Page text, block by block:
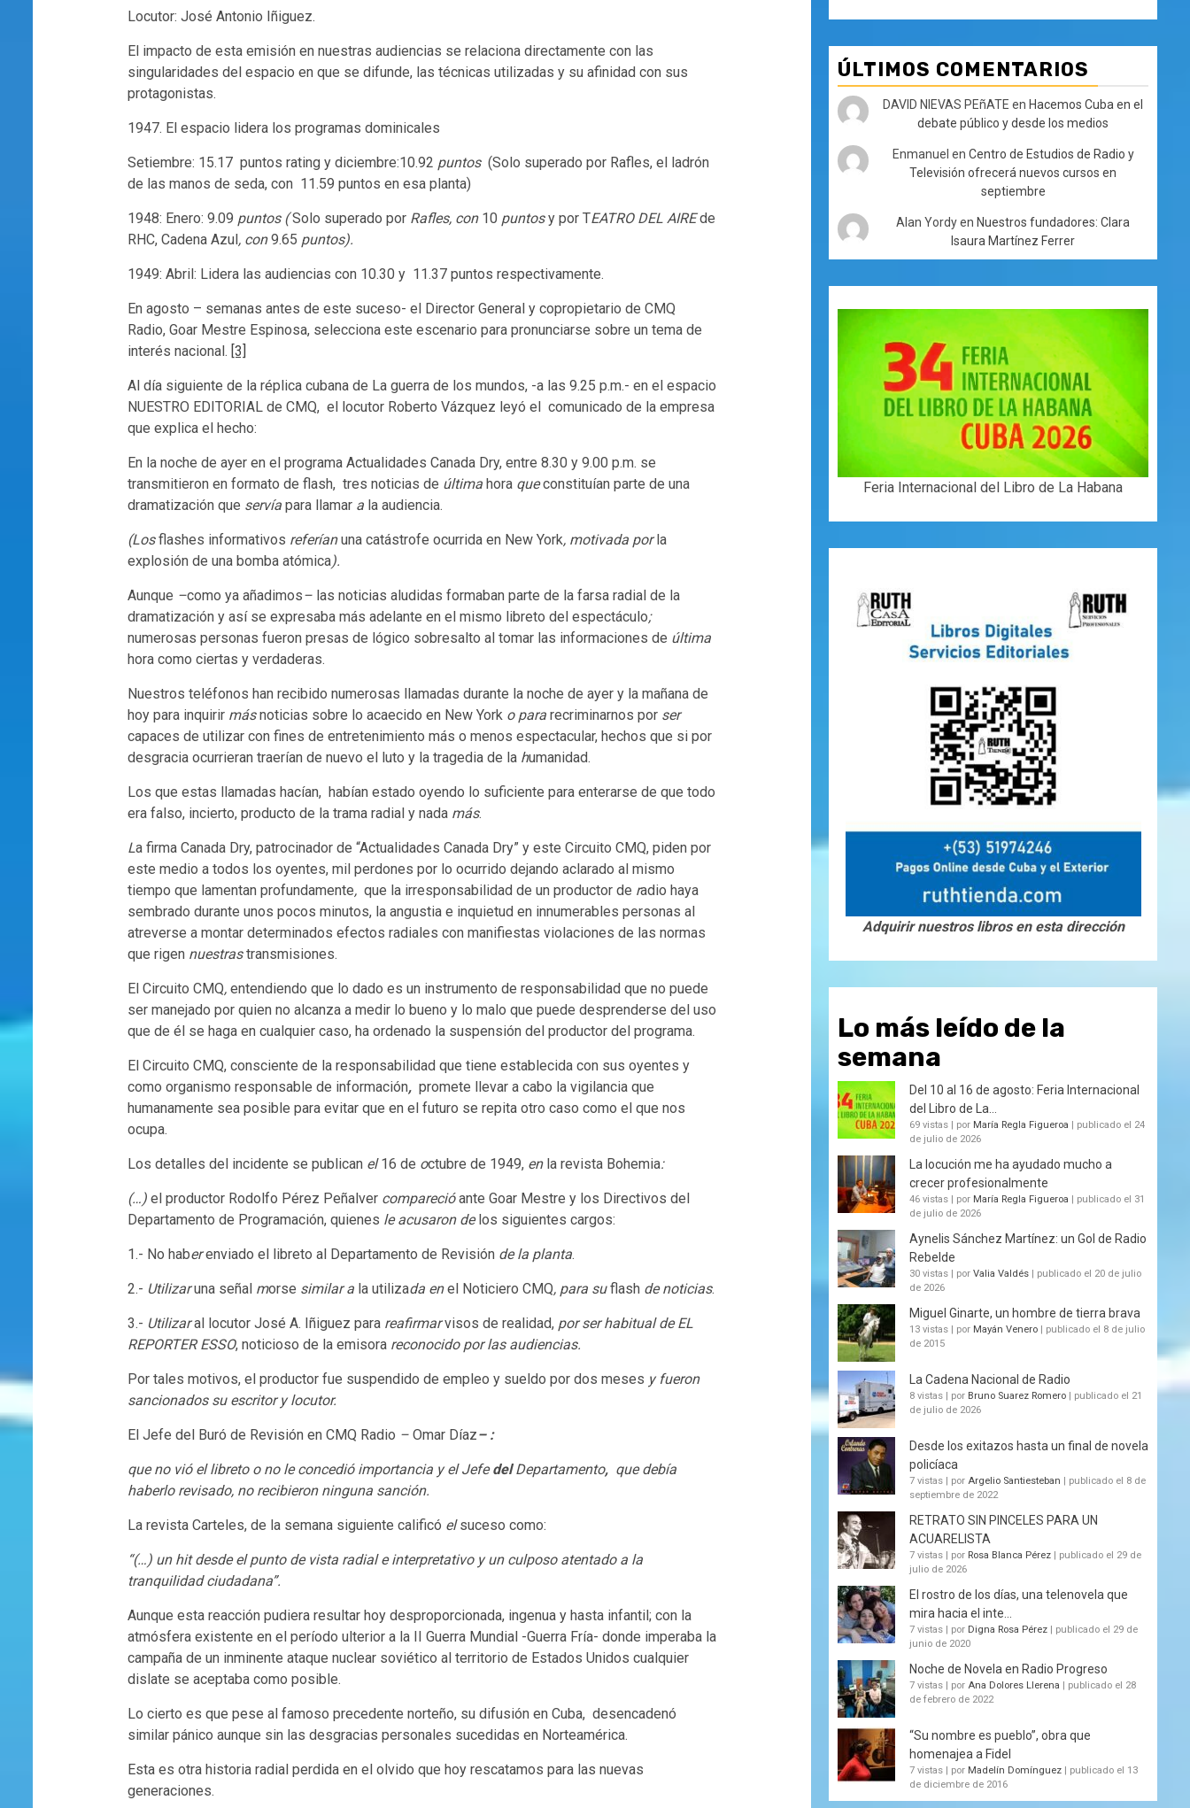
Locutor: José Antonio Iñiguez.
El impacto de esta emisión en nuestras audiencias se relaciona directamente con las
singularidades del espacio en que se difunde, las técnicas utilizadas y su afinidad con sus
protagonistas.
1947. El espacio lidera los programas dominicales
Setiembre: 15.17 puntos rating y diciembre:10.92 puntos (Solo superado por Rafles, el ladrón
de las manos de seda, con 11.59 puntos en esa planta)
1948: Enero: 9.09 puntos (Solo superado por Rafles, con 10 puntosy por TEATRO DEL AIREde
RHC, Cadena Azul, con9.65 puntos).
1949: Abril: Lidera las audiencias con 10.30 y 11.37 puntos respectivamente.
En agosto – semanas antes de este suceso- el Director General y copropietario de CMQ
Radio, Goar Mestre Espinosa, selecciona este escenario para pronunciarse sobre un tema de
interés nacional. [3]
Al día siguiente de la réplica cubana de La guerra de los mundos, -a las 9.25 p.m.- en el espacio
NUESTRO EDITORIAL de CMQ, el locutor Roberto Vázquez leyó el comunicado de la empresa
que explica el hecho:
En la noche de ayer en el programa Actualidades Canada Dry, entre 8.30 y 9.00 p.m. se
transmitieron en formato de flash, tres noticias de últimahoraqueconstituían parte de una
dramatización que servíapara llamarala audiencia.
(Losflashes informativos referíanuna catástrofe ocurrida en New York, motivada porla
explosión de una bomba atómica).
Aunque –como ya añadimos–las noticias aludidas formaban parte de la farsa radial de la
dramatización y así se expresaba más adelante en el mismo libreto del espectáculo;
numerosas personas fueron presas de lógico sobresalto al tomar las informaciones de última
hora como ciertas y verdaderas.
Nuestros teléfonos han recibido numerosas llamadas durante la noche de ayer y la mañana de
hoy para inquirir másnoticias sobre lo acaecido en New York o para recriminarnos por ser
capaces de utilizar con fines de entretenimiento más o menos espectacular, hechos que si por
desgracia ocurrieran traerían de nuevo el luto y la tragedia de la humanidad.
Los que estas llamadas hacían, habían estado oyendo lo suficiente para enterarse de que todo
era falso, incierto, producto de la trama radial y nada más.
La firma Canada Dry, patrocinador de “Actualidades Canada Dry” y este Circuito CMQ, piden por
este medio a todos los oyentes, mil perdones por lo ocurrido dejando aclarado al mismo
tiempo que lamentan profundamente, que la irresponsabilidad de un productor de radio haya
sembrado durante unos pocos minutos, la angustia e inquietud en innumerables personas al
atreverse a montar determinados efectos radiales con manifiestas violaciones de las normas
que rigen nuestrastransmisiones.
El Circuito CMQ,entendiendo que lo dado es un instrumento de responsabilidad que no puede
ser manejado por quien no alcanza a medir lo bueno y lo malo que puede desprenderse del uso
que de él se haga en cualquier caso, ha ordenado la suspensión del productor del programa.
El Circuito CMQ, consciente de la responsabilidad que tiene establecida con sus oyentes y
como organismo responsable de información, promete llevar a cabo la vigilancia que
humanamente sea posible para evitar que en el futuro se repita otro caso como el que nos
ocupa.
Los detalles del incidente se publican el16 de octubre de 1949, enla revista Bohemia:
(…) el productor Rodolfo Pérez Peñalver comparecióante Goar Mestre y los Directivos del
Departamento de Programación, quienes le acusaron delos siguientes cargos:
1.- No haberenviado el libreto al Departamento de Revisión de la planta.
2.- Utilizaruna señal morse similar a la utilizada enel Noticiero CMQ, para suflash de noticias.
3.- Utilizaral locutor José A. Iñiguez para reafirmarvisos de realidad, por ser habitual de EL
REPORTER ESSO, noticioso de la emisorareconocido por las audiencias.
Por tales motivos, el productor fue suspendido de empleo y sueldo por dos meses y fueron
sancionados su escritor y locutor.
El Jefe del Buró de Revisión en CMQ Radio –Omar Díaz– :
que no vió el libreto o no le concedió importancia y el JefedelDepartamento, que debía
haberlo revisado, no recibieron ninguna sanción.
La revista Carteles, de la semana siguiente calificó elsuceso como:
“(…) un hit desde el punto de vista radial e interpretativo y un culposo atentado a la
tranquilidad ciudadana”.
Aunque esta reacción pudiera resultar hoy desproporcionada, ingenua y hasta infantil; con la
atmósfera existente en el período ulterior a la II Guerra Mundial -Guerra Fría- donde imperaba la
campaña de un inminente ataque nuclear soviético al territorio de Estados Unidos cualquier
dislate se aceptaba como posible.
Lo cierto es que pese al famoso precedente norteño, su difusión en Cuba, desencadenó
similar pánico aunque sin las desgracias personales sucedidas en Norteamérica.
Esta es otra historia radial perdida en el olvido que hoy rescatamos para las nuevas
generaciones.
ÚLTIMOS COMENTARIOS
DAVID NIEVAS PEñATE en Hacemos Cuba en el
debate público y desde los medios
Enmanuel en Centro de Estudios de Radio y
Televisión ofrecerá nuevos cursos en
septiembre
Alan Yordyen Nuestros fundadores: Clara
Isaura Martínez Ferrer
Feria Internacional del Libro de La Habana
Adquirir nuestros libros en esta dirección
Lo más leído de la
semana
Del 10 al 16 de agosto: Feria Internacional
del Libro de La...
69 vistas | por María Regla Figueroa | publicado el 24
de julio de 2026
La locución me ha ayudado mucho a
crecer profesionalmente
46 vistas | por María Regla Figueroa | publicado el 31
de julio de 2026
Aynelis Sánchez Martínez: un Gol de Radio
Rebelde
30 vistas | por Valia Valdés | publicado el 20 de julio
de 2026
Miguel Ginarte, un hombre de tierra brava
13 vistas | por Mayán Venero | publicado el 8 de julio
de 2015
La Cadena Nacional de Radio
8 vistas | por Bruno Suarez Romero | publicado el 21
de julio de 2026
Desde los exitazos hasta un final de novela
policíaca
7 vistas | por Argelio Santiesteban | publicado el 8 de
septiembre de 2022
RETRATO SIN PINCELES PARA UN
ACUARELISTA
7 vistas | por Rosa Blanca Pérez | publicado el 29 de
julio de 2026
El rostro de los días, una telenovela que
mira hacia el inte...
7 vistas | por Digna Rosa Pérez | publicado el 29 de
junio de 2020
Noche de Novela en Radio Progreso
7 vistas | por Ana Dolores Llerena | publicado el 28
de febrero de 2022
“Su nombre es pueblo”, obra que
homenajea a Fidel
7 vistas | por Madelín Domínguez | publicado el 13
de diciembre de 2016